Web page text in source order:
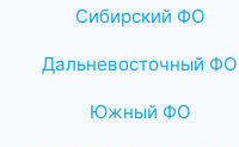
Сибирский ФО
Дальневосточный ФО
Южный ФО